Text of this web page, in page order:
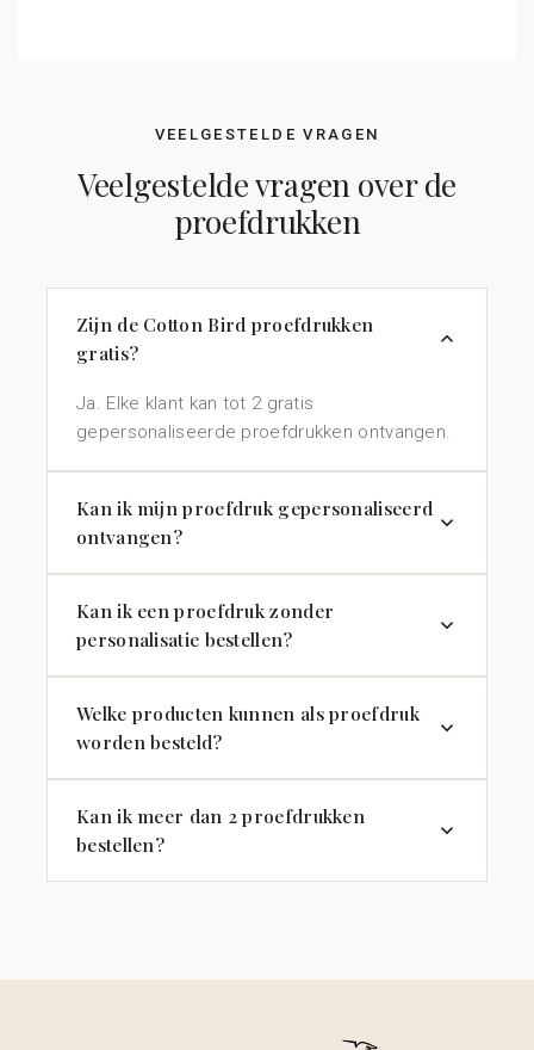
VEELGESTELDE VRAGEN
Veelgestelde vragen over de
proefdrukken
Zijn de Cotton Bird proefdrukken
gratis?
Ja. Elke klant kan tot 2 gratis
gepersonaliseerde proefdrukken ontvangen.
Kan ik mijn proefdruk gepersonaliseerd
ontvangen?
Kan ik een proefdruk zonder
personalisatie bestellen?
Welke producten kunnen als proefdruk
worden besteld?
Kan ik meer dan 2 proefdrukken
bestellen?